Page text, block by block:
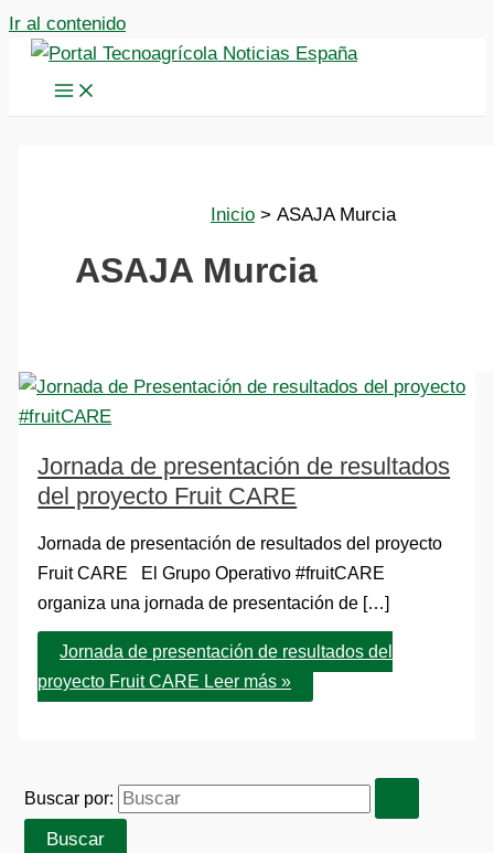
Ir al contenido
Inicio ASAJA Murcia
ASAJA Murcia
Jornada de presentación de resultados
del proyecto Fruit CARE
Jornada de presentación de resultados del proyecto
Fruit CARE El Grupo Operativo #fruitCARE
organiza una jornada de presentación de […]
Jornada de presentación de resultados del
proyecto Fruit CARE Leer más »
Buscar por: